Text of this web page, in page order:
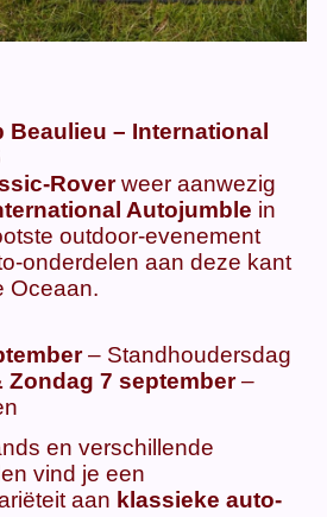
Beaulieu – International
Roverweer aanwezig
Autojumble in
outdoor-evenement
onderdelen aan deze kant
Oceaan.
– Standhoudersdag
Zondag 7 september–
en verschillende
vind je een
aan klassieke auto-